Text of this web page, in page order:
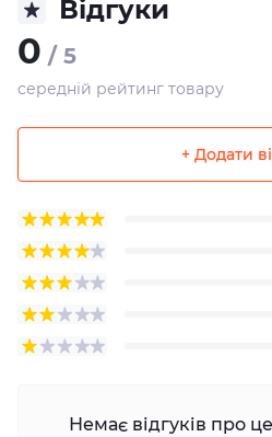
Відгуки
0 / 5
середній рейтинг товару
+ Додати
Немає відгуків про